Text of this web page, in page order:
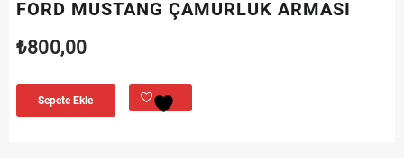
FORD MUSTANG ÇAMURLUK ARMASI
₺800,00
Sepete Ekle